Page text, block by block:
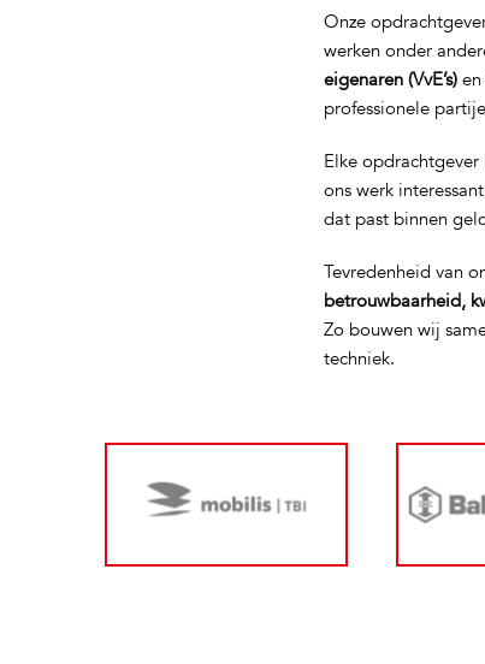
Onze
werken onder
eigenaren (VvE’s)
professionele
Elke
ons werk
dat past binnen
Tevredenheid van
betrouwbaarheid,
Zo bouwen wij
techniek.